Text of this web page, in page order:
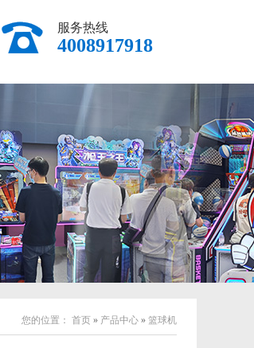
服务热线
4008917918
您的位置： 首页 » 产品中心 » 篮球机